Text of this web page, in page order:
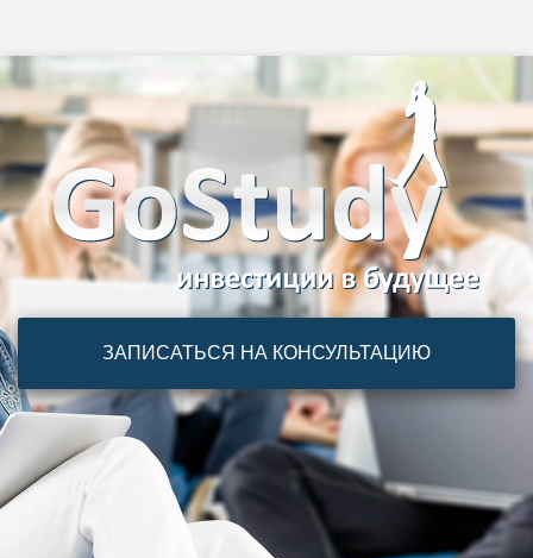
ЗАПИСАТЬСЯ НА КОНСУЛЬТАЦИЮ